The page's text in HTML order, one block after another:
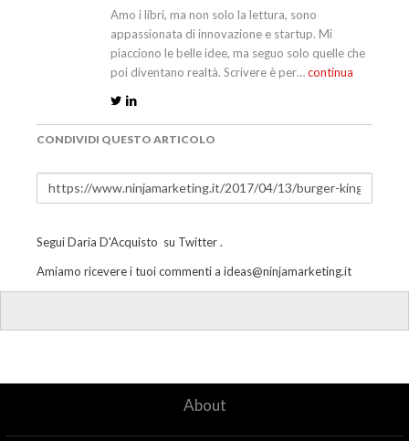
Amo i libri, ma non solo la lettura, sono
appassionata di innovazione e startup. Mi
piacciono le belle idee, ma seguo solo quelle che
poi diventano realtà. Scrivere è per…continua
CONDIVIDI QUESTO ARTICOLO
SeguiDaria D'Acquisto su Twitter.
Amiamo ricevere i tuoi commenti a ideas@ninjamarketing.it
About